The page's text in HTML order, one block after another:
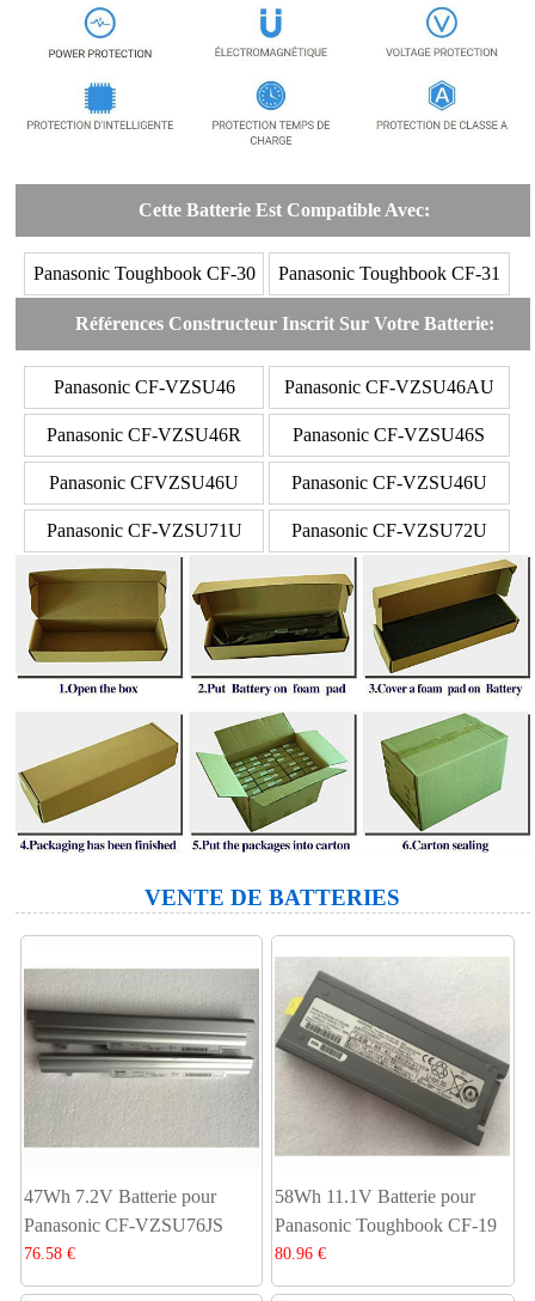
Cette Batterie Est Compatible Avec:
Panasonic Toughbook CF-30 Panasonic Toughbook CF-31
Références Constructeur Inscrit Sur Votre Batterie:
Panasonic CF-VZSU46 Panasonic CF-VZSU46AU
Panasonic CF-VZSU46R Panasonic CF-VZSU46S
Panasonic CFVZSU46U Panasonic CF-VZSU46U
Panasonic CF-VZSU71U Panasonic CF-VZSU72U
VENTE DE BATTERIES
47Wh 7.2V Batterie pour
Panasonic CF-VZSU76JS
76.58 €
58Wh 11.1V Batterie pour
Panasonic Toughbook CF-19
80.96 €